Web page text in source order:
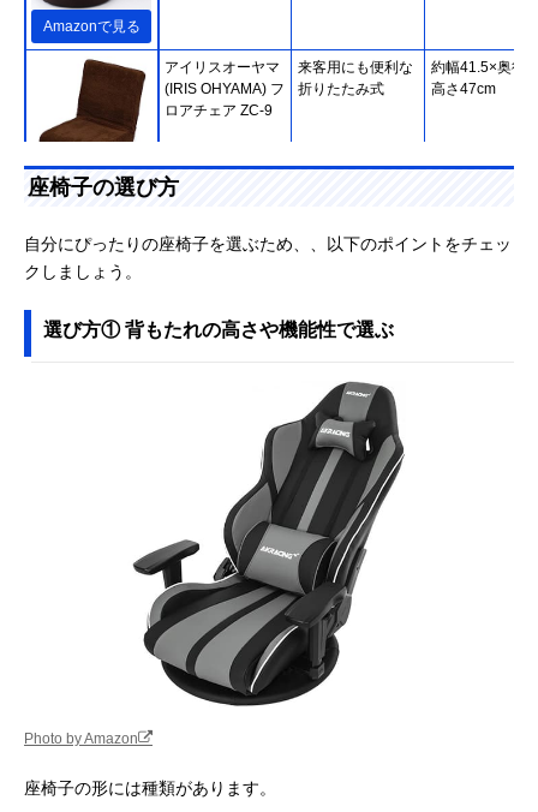
Amazonで見る
Amazonで見る
アイリスオーヤマ
(IRIS OHYAMA) フ
ロアチェア ZC-9
来客用にも便利な
折りたたみ式
約幅41.5×奥行
高さ47cm
MEIKOH HOME
TEC 腰の神様がく
ZMLX1-アロー
人気シリーズの第
3弾！約150cmの
幅63×奥行96～
154×高さ14～
転座椅子 Mawaru
弾力があって疲れ
にくい快適な座り
心地
東谷(Azumaya-kk)
もこもこワイドリ
クライナー FKC-
005
ソファ代わりにも
なる2人掛け座椅
子
タンスのゲン へた
りにくいポケット
コイル 座椅子
15210040
ポケットコイル＆
立体クッション採
用モデル
AKRacing 極坐 V2
ゲーミング座椅子
楽に向きを変えら
れる回転式ゲーミ
Amazonで見る
‎山善(YAMAZEN)
優しい座椅子
座椅子の選び方
自分にぴったりの座椅子を選ぶため、、以下のポイントをチェッ
クしましょう。
選び方① 背もたれの高さや機能性で選ぶ
Photo by Amazon
座椅子の形には種類があります。